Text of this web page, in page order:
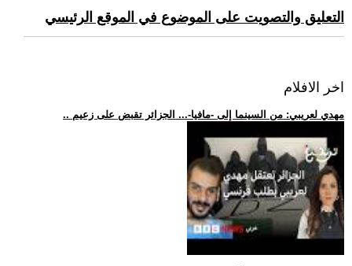
التعليق والتصويت على الموضوع في الموقع الرئيسي
اخر الافلام
.. مهدي لعريبي: من السينما إلى -مافيا-... الجزائر تقبض على زعيم